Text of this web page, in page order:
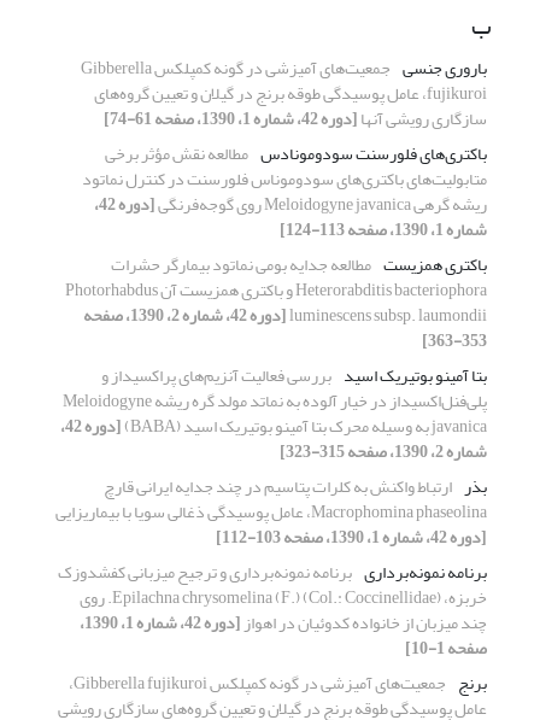
ب
باروری جنسی جمعیت‌های آمیزشی در ‌گونه کمپلکس Gibberella
fujikuroi، عامل پوسیدگی طوقه برنج در گیلان و تعیین گروه‌های
سازگاری رویشی آنها[دوره 42، شماره 1، 1390، صفحه 61-74]
باکتری‌های فلورسنت سودومونادس مطالعه نقش مؤثر برخی
متابولیت‌های باکتری‌های سودوموناس فلورسنت در کنترل نماتود
ریشه گرهی Meloidogyne javanica روی گوجه‌فرنگی [دوره 42،
شماره 1، 1390، صفحه 113-124]
باکتری همزیست مطالعه جدایه بومی نماتود بیمارگر حشرات
Heterorabditis bacteriophora و باکتری همزیست آن Photorhabdus
luminescens subsp. laumondii [دوره 42، شماره 2، 1390، صفحه
353-363]
بتا آمینو بوتیریک اسید بررسی فعالیت آنزیم‌های پراکسیداز و
پلی‌فنل‌اکسیداز در خیار آلوده به نماتد مولد گره ریشه Meloidogyne
javanica به وسیله محرک بتا آمینو بوتیریک اسید (BABA) [دوره 42،
شماره 2، 1390، صفحه 315-323]
بذر ارتباط واکنش به کلرات پتاسیم در چند جدایه‌ ایرانی قارچ
Macrophomina phaseolina، عامل پوسیدگی ذغالی سویا با بیماریزایی
[دوره 42، شماره 1، 1390، صفحه 103-112]
برنامه نمونه‌برداری برنامه نمونه‌برداری و ترجیح میزبانی کفشدوزک
خربزه، Epilachna chrysomelina (F.) (Col.: Coccinellidae). روی
چند میزبان از خانواده کدوئیان در اهواز [دوره 42، شماره 1، 1390،
صفحه 1-10]
برنج
جمعیت‌های آمیزشی در ‌گونه کمپلکس Gibberella fujikuroi،
عامل پوسیدگی طوقه برنج در گیلان و تعیین گروه‌های سازگاری رویشی